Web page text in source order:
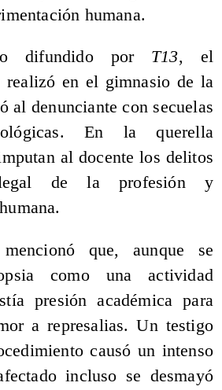
humana.
difundido por T13, el
realizó en el gimnasio de la
al denunciante con secuelas
En la querella
al docente los delitos
de la profesión y
que, aunque se
como una actividad
presión académica para
a represalias. Un testigo
causó un intenso
incluso se desmayó